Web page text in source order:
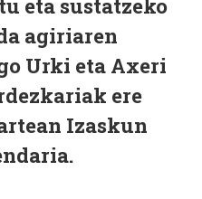
eta sustatzeko
agiriaren
Urki eta Axeri
ere
Izaskun